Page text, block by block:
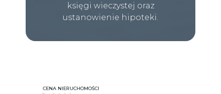
księgi wieczystej oraz
ustanowienie hipoteki.
CENA NIERUCHOMOŚCI